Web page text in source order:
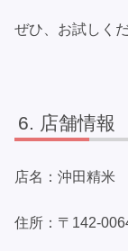
ぜひ、お試しくだ
店舗情報
店名：沖田精米
住所：〒142-